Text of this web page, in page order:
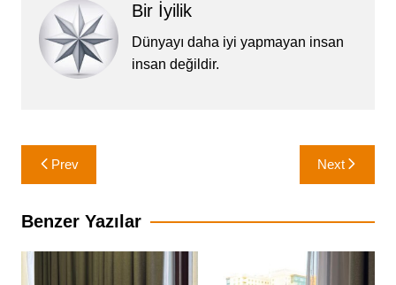
Bir İyilik
Dünyayı daha iyi yapmayan insan
insan değildir.
Yazı
gezinmesi
Prev Next
Benzer Yazılar